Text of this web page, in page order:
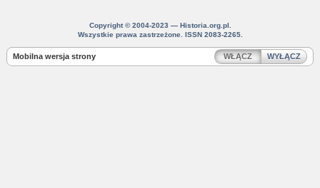
Copyright © 2004-2023 — Historia.org.pl.
Wszystkie prawa zastrzeżone. ISSN 2083-2265.
Mobilna wersja strony WŁĄCZ WYŁĄCZ